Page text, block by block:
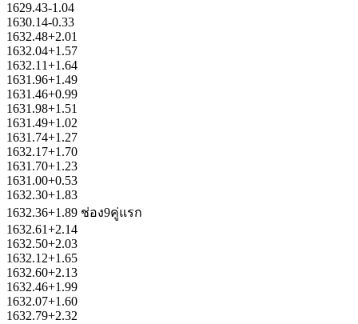
1629.43-1.04
1630.14-0.33
1632.48+2.01
1632.04+1.57
1632.11+1.64
1631.96+1.49
1631.46+0.99
1631.98+1.51
1631.49+1.02
1631.74+1.27
1632.17+1.70
1631.70+1.23
1631.00+0.53
1632.30+1.83
1632.36+1.89 ช่อง9คู่แรก
1632.61+2.14
1632.50+2.03
1632.12+1.65
1632.60+2.13
1632.46+1.99
1632.07+1.60
1632.79+2.32